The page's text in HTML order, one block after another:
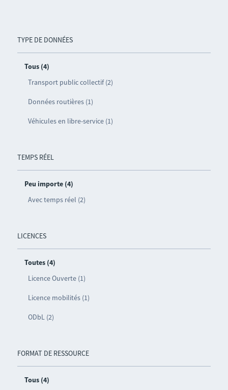
TYPE DE DONNÉES
Tous (4)
Transport public collectif (2)
Données routières (1)
Véhicules en libre-service (1)
TEMPS RÉEL
Peu importe (4)
Avec temps réel (2)
LICENCES
Toutes (4)
Licence Ouverte (1)
Licence mobilités (1)
ODbL (2)
FORMAT DE RESSOURCE
Tous (4)